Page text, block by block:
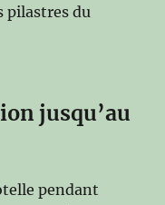
pilastres du
jusqu’au
pendant